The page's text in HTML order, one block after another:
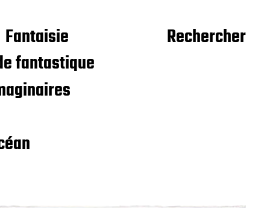
Fantaisie
fantastique
Rechercher